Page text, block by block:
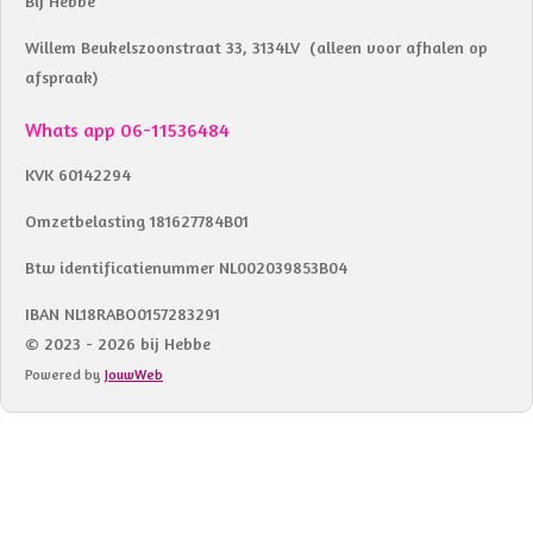
Willem Beukelszoonstraat 33, 3134LV (alleen voor afhalen op
afspraak)
Whats app 06-11536484
KVK 60142294
Omzetbelasting 181627784B01
Btw identificatienummer NL002039853B04
IBAN NL18RABO0157283291
© 2023 - 2026 bij Hebbe
Powered by JouwWeb